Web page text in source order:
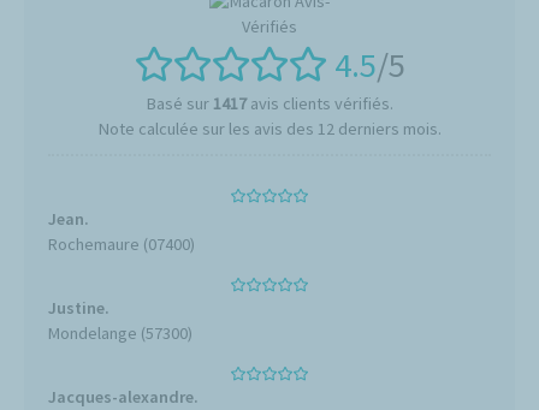
4.5/5
Basé sur 1417avis clients vérifiés.
Note calculée sur les avis des 12 derniers mois.
Jean.
Rochemaure (07400)
Justine.
Mondelange (57300)
Jacques-alexandre.